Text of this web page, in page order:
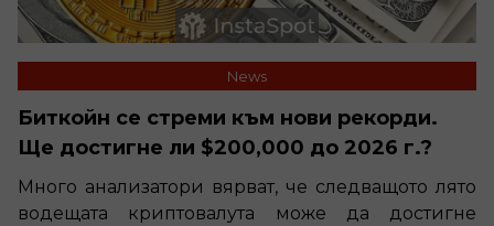
News
Биткойн се стреми към нови рекорди.
Ще достигне ли $200,000 до 2026 г.?
Много анализатори вярват, че следващото лято
водещата криптовалута може да достигне